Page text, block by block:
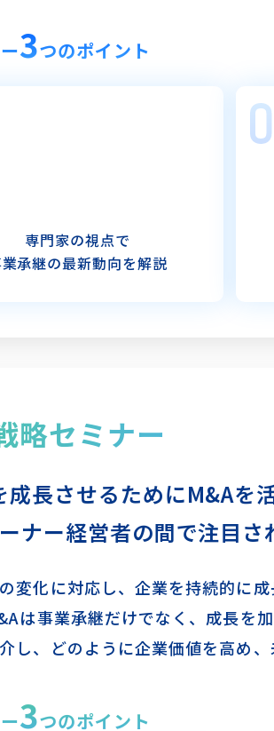
3つのポイント
専門家の視点で
承継の最新動向を解説
略セミナー
成長させるためにM&Aを
ーナー経営者の間で注目さ
変化に対応し、企業を持続的に
は事業承継だけでなく、成長を
し、どのように企業価値を高め
3つのポイント